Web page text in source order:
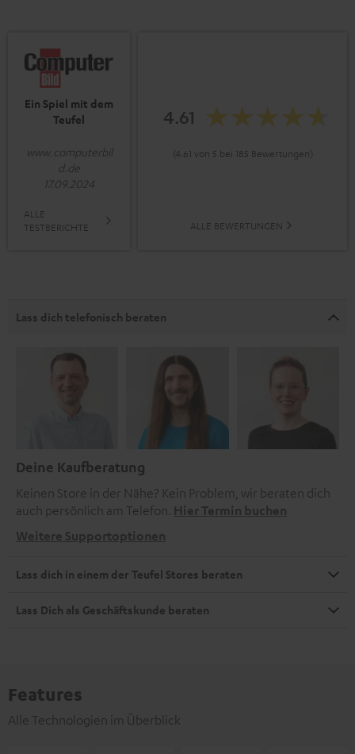
Ein Spiel mit dem
Teufel
www.computerbil
d.de
17.09.2024
ALLE
TESTBERICHTE
4.61
(4.61 von 5 bei 185 Bewertungen)
ALLE BEWERTUNGEN
Lass dich telefonisch beraten
Deine Kaufberatung
Keinen Store in der Nähe? Kein Problem, wir beraten dich
auch persönlich am Telefon. Hier Termin buchen
Weitere Supportoptionen
Lass dich in einem der Teufel Stores beraten
Lass Dich als Geschäftskunde beraten
Features
Alle Technologien im Überblick